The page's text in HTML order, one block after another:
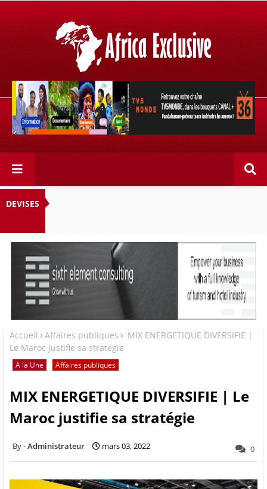
Retrouvez votre chaîne @TV5MONDE, dans les bouquets
CANAL+ 36 . Fandaharam-potoana tsara indrindra ho
anareo!
DEVISES
Accueil Affaires publiques
MIX ENERGETIQUE DIVERSIFIE |
Le Maroc justifie sa stratégie
A la Une Affaires publiques
MIX ENERGETIQUE DIVERSIFIE | Le
Maroc justifie sa stratégie
Administrateur mars 03, 2022 0